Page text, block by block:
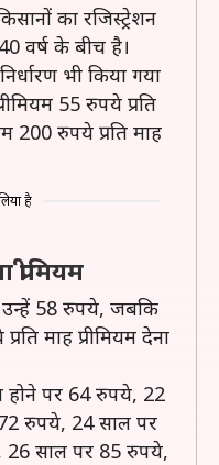
का रजिस्ट्रेशन
वर्ष के बीच है।
भी किया गया
55 रुपये प्रति
200 रुपये प्रति माह
है
उन्हें 58 रुपये, जबकि
माह प्रीमियम देना
होने पर 64 रुपये, 22
रुपये, 24 साल पर
साल पर 85 रुपये,